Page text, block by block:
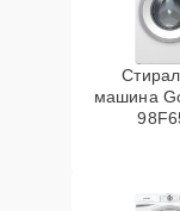
машина